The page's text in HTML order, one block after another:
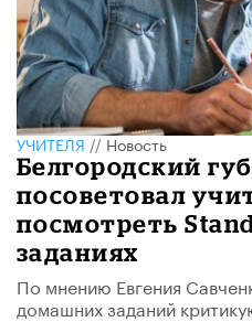
УЧИТЕЛЯ//Новость
Белгородский
посоветовал
посмотреть
заданиях
По мнению Евгения
домашних заданий